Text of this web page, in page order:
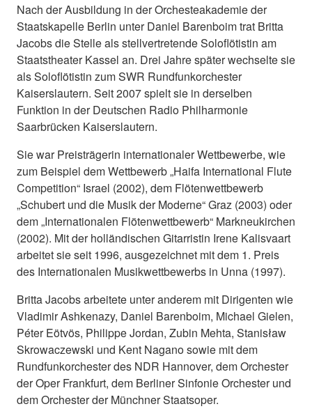
Nach der Ausbildung in der Orchesteakademie der
Staatskapelle Berlin unter Daniel Barenboim trat Britta
Jacobs die Stelle als stellvertretende Soloflötistin am
Staatstheater Kassel an. Drei Jahre später wechselte sie
als Soloflötistin zum SWR Rundfunkorchester
Kaiserslautern. Seit 2007 spielt sie in derselben
Funktion in der Deutschen Radio Philharmonie
Saarbrücken Kaiserslautern.
Sie war Preisträgerin internationaler Wettbewerbe, wie
zum Beispiel dem Wettbewerb „Haifa International Flute
Competition“ Israel (2002), dem Flötenwettbewerb
„Schubert und die Musik der Moderne“ Graz (2003) oder
dem „Internationalen Flötenwettbewerb“ Markneukirchen
(2002). Mit der holländischen Gitarristin Irene Kalisvaart
arbeitet sie seit 1996, ausgezeichnet mit dem 1. Preis
des Internationalen Musikwettbewerbs in Unna (1997).
Britta Jacobs arbeitete unter anderem mit Dirigenten wie
Vladimir Ashkenazy, Daniel Barenboim, Michael Gielen,
Péter Eötvös, Philippe Jordan, Zubin Mehta, Stanisław
Skrowaczewski und Kent Nagano sowie mit dem
Rundfunkorchester des NDR Hannover, dem Orchester
der Oper Frankfurt, dem Berliner Sinfonie Orchester und
dem Orchester der Münchner Staatsoper.